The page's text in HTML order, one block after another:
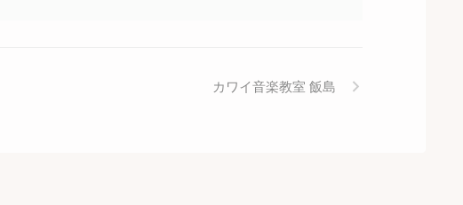
カワイ音楽教室 飯島